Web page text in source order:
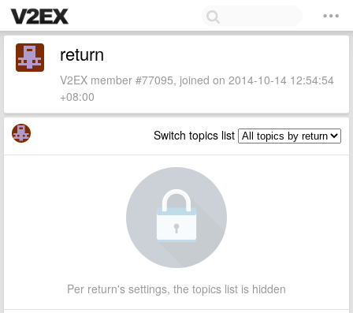
return
V2EX member #77095, joined on 2014-10-14 12:54:54
+08:00
Switch topics list
Per return's settings, the topics list is hidden